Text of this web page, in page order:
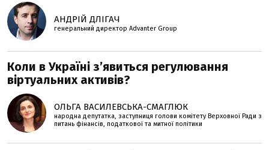
АНДРІЙ ДЛІГАЧ
генеральний директор Advanter Group
Коли в Україні з’явиться регулювання
віртуальних активів?
ОЛЬГА ВАСИЛЕВСЬКА-СМАГЛЮК
народна депутатка, заступниця голови комітету Верховної Ради з
питань фінансів, податкової та митної політики